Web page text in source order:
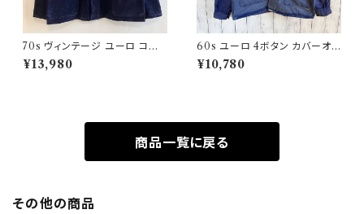
70s ヴィンテージ ユーロ コー
デュロイ セットアップ ビンテー
ジ
¥13,980
60s ユーロ 4ボタン カバーオ
ール ワークジャケット 月桂樹ボ
タン ヴィンテージ
¥10,780
商品一覧に戻る
その他の商品